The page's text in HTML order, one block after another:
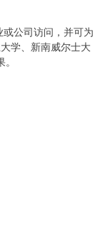
公司访问，并可为
学、新南威尔士大